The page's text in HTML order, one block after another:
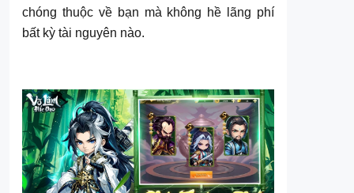
chóng thuộc về bạn mà không hề lãng phí
bất kỳ tài nguyên nào.